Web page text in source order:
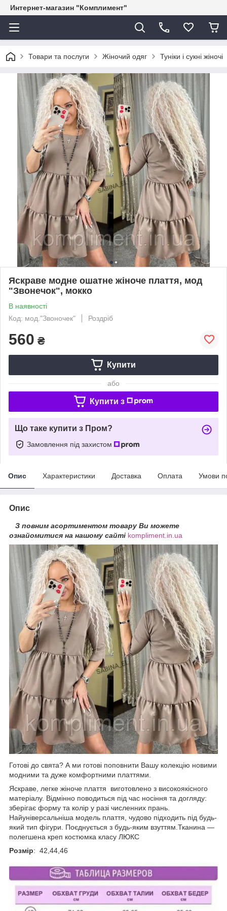
Интернет-магазин "Комплимент"
Товари та послуги Жіночий одяг Туніки і сукні жіночі
Яскраве модне ошатне жіноче плаття, мод
"Звонечок", мокко
В наявності
Код: мод."Звоночек"
Роздріб
560 ₴
Купити
або
Купити з
Що таке купити з Пром?
Замовлення під захистом
Опис Характеристики Доставка Оплата Умови
Опис
З повним асортиментом товару Ви можете
ознайомитися на нашому сайті kompliment.in.ua
Готові до свята? А ми готові поповнити Вашу колекцію новими
модними та дуже комфортними платтями.
Яскраве, легке жіноче плаття виготовлено з високоякісного
матеріалу. Відмінно поводиться під час носіння та догляду:
зберігає форму та колір у разі численних прань.
Найуніверсальніша модель плаття, чудово підходить під будь-
який тип фігури. Поєднується з будь-яким взуттям.Тканина —
полегшена креп костюмка класу ЛЮКС
Розмір: 42,44,46